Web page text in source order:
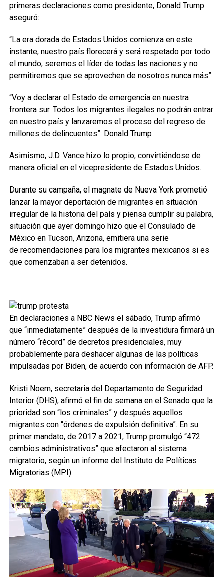
primeras declaraciones como presidente, Donald Trump
aseguró:
“La era dorada de Estados Unidos comienza en este
instante, nuestro país florecerá y será respetado por todo
el mundo, seremos el líder de todas las naciones y no
permitiremos que se aprovechen de nosotros nunca más”
“Voy a declarar el Estado de emergencia en nuestra
frontera sur. Todos los migrantes ilegales no podrán entrar
en nuestro país y lanzaremos el proceso del regreso de
millones de delincuentes”: Donald Trump
Asimismo, J.D. Vance hizo lo propio, convirtiéndose de
manera oficial en el vicepresidente de Estados Unidos.
Durante su campaña, el magnate de Nueva York prometió
lanzar la mayor deportación de migrantes en situación
irregular de la historia del país y piensa cumplir su palabra,
situación que ayer domingo hizo que el Consulado de
México en Tucson, Arizona, emitiera una serie
de recomendaciones para los migrantes mexicanos si es
que comenzaban a ser detenidos.
En declaraciones a NBC News el sábado, Trump afirmó
que “inmediatamente” después de la investidura firmará un
número “récord” de decretos presidenciales, muy
probablemente para deshacer algunas de las políticas
impulsadas por Biden, de acuerdo con información de AFP.
Kristi Noem, secretaria del Departamento de Seguridad
Interior (DHS), afirmó el fin de semana en el Senado que la
prioridad son “los criminales” y después aquellos
migrantes con “órdenes de expulsión definitiva”. En su
primer mandato, de 2017 a 2021, Trump promulgó “472
cambios administrativos” que afectaron al sistema
migratorio, según un informe del Instituto de Políticas
Migratorias (MPI).